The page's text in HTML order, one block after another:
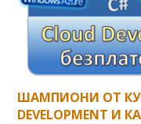
ШАМПИОНИ ОТ
DEVELOPMENT И